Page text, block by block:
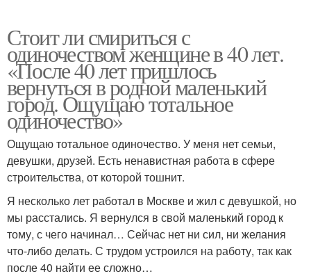
Стоит ли смириться с
одиночеством женщине в 40 лет.
«После 40 лет пришлось
вернуться в родной маленький
город. Ощущаю тотальное
одиночество»
Ощущаю тотальное одиночество. У меня нет семьи,
девушки, друзей. Есть ненавистная работа в сфере
строительства, от которой тошнит.
Я несколько лет работал в Москве и жил с девушкой, но
мы расстались. Я вернулся в свой маленький город к
тому, с чего начинал… Сейчас нет ни сил, ни желания
что-либо делать. С трудом устроился на работу, так как
после 40 найти ее сложно…